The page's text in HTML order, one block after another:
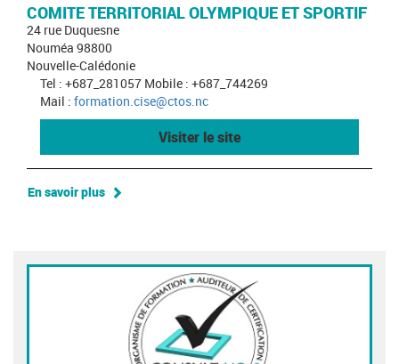
COMITE TERRITORIAL OLYMPIQUE ET SPORTIF
24 rue Duquesne
Nouméa 98800
Nouvelle-Calédonie
Tel : +687_281057 Mobile : +687_744269
Mail : formation.cise@ctos.nc
Visiter le site
En savoir plus